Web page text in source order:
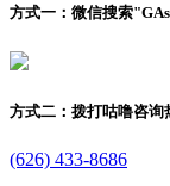
方式一： 微信搜索"
方式二： 拨打咕噜咨询
(626) 433-8686